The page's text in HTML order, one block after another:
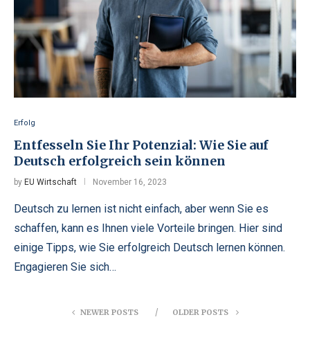
Erfolg
Entfesseln Sie Ihr Potenzial: Wie Sie auf
Deutsch erfolgreich sein können
by EU Wirtschaft November 16, 2023
Deutsch zu lernen ist nicht einfach, aber wenn Sie es
schaffen, kann es Ihnen viele Vorteile bringen. Hier sind
einige Tipps, wie Sie erfolgreich Deutsch lernen können.
Engagieren Sie sich…
NEWER POSTS OLDER POSTS